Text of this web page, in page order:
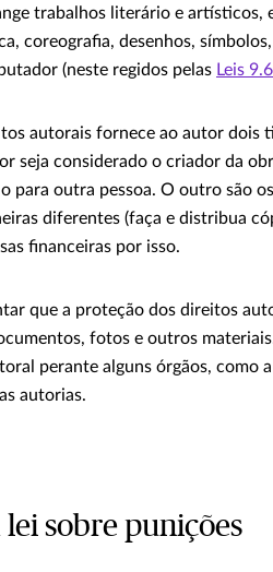
trabalhos literário e artísticos,
coreografia, desenhos,
(neste regidos pelas Leis
autorais fornece ao autor dois
seja considerado o criador da
para outra pessoa. O outro são
diferentes (faça e distribua
financeiras por isso.
que a proteção dos direitos
fotos e outros
perante alguns órgãos, como
autorias.
lei sobre punições